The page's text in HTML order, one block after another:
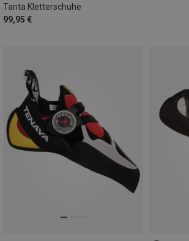
Tanta Kletterschuhe
99,95 €